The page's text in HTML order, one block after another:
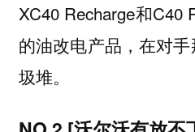
XC40 Recharge和C40
的油改电产品，在对
圾堆。